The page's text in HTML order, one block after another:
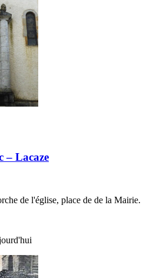
– Lacaze
de l'église, place de de la Mairie.